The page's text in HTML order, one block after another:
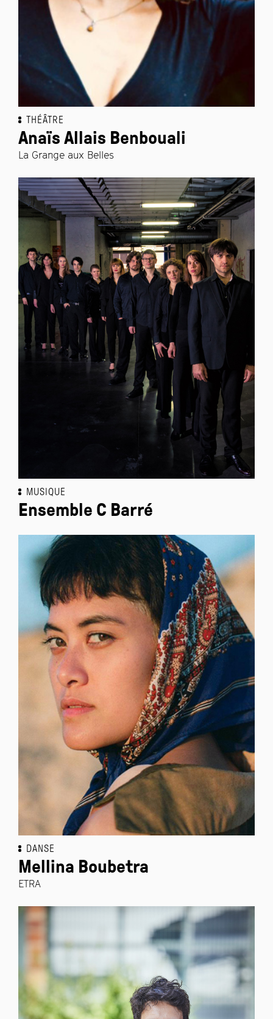
THÉÂTRE
Anaïs Allais Benbouali
La Grange aux Belles
MUSIQUE
Ensemble C Barré
DANSE
Mellina Boubetra
ETRA